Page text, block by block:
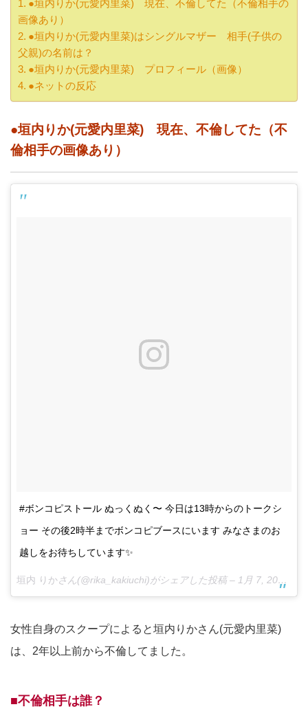
●垣内りか(元愛内里菜) 現在、不倫してた（不倫相手の
画像あり）
●垣内りか(元愛内里菜)はシングルマザー 相手(子供の
父親)の名前は？
●垣内りか(元愛内里菜) プロフィール（画像）
●ネットの反応
●垣内りか(元愛内里菜) 現在、不倫してた（不
倫相手の画像あり）
#ボンコピストール ぬっくぬく〜 今日は13時からのトークシ
ョー その後2時半までボンコピブースにいます みなさまのお
越しをお待ちしています✨
垣内 りかさん(@rika_kakiuchi)がシェアした投稿 – 1月 7, 2018 at 5:11午後 PST
女性自身のスクープによると垣内りかさん(元愛内里菜)
は、2年以上前から不倫してました。
■不倫相手は誰？